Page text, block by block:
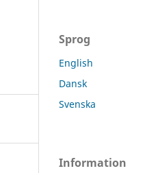
Sprog
English
Dansk
Svenska
Information